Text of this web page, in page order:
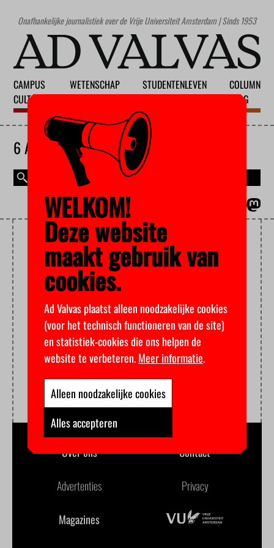
Onafhankelijke journalistiek over de Vrije Universiteit Amsterdam | Sinds 1953
CAMPUS
CULTUUR
WETENSCHAP
STUDENTENLEVEN
COLUMN
BLOG
6 AUGUSTUS 2026
WK VOETBAL
Over ons Contact
Advertenties Privacy
Magazines
WELKOM!
Deze website
maakt gebruik van
cookies.
Ad Valvas plaatst alleen noodzakelijke cookies
(voor het technisch functioneren van de site)
en statistiek-cookies die ons helpen de
website te verbeteren.Meer informatie.
Alleen noodzakelijke cookies
Alles accepteren